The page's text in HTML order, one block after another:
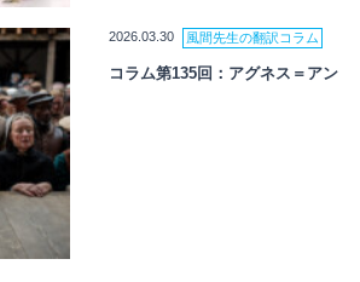
2026.03.30 風間先生の翻訳コラム
コラム第135回：アグネス＝アン